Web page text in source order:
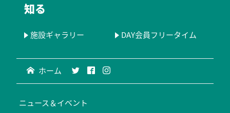
知る
施設ギャラリー DAY会員フリータイム
ホーム
ニュース＆イベント